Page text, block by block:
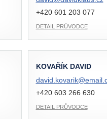
+420 601 203 077
DETAIL PRŮVODCE
KOVAŘÍK DAVID
david.kovarik@
+420 603 266 630
DETAIL PRŮVODCE